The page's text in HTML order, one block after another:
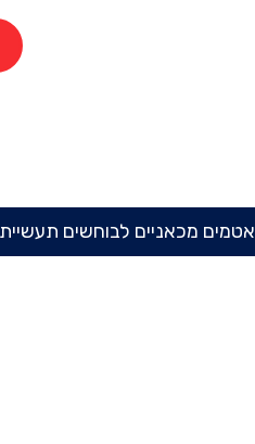
אטמים מכאניים לבוחשים